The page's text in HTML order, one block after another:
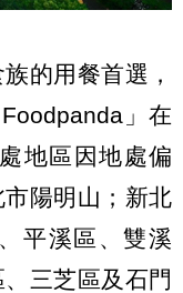
的用餐首選，
」在
地區因地處偏
陽明山；新北
平溪區、雙溪
三芝區及石門